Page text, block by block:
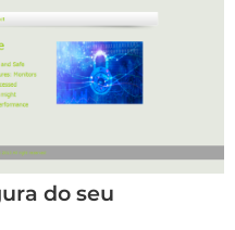
do seu